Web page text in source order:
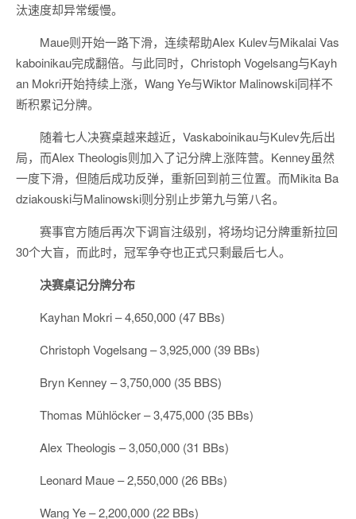
汰速度却异常缓慢。
Maue则开始一路下滑，连续帮助Alex Kulev与Mikalai Vas
kaboinikau完成翻倍。与此同时，Christoph Vogelsang与Kayh
an Mokri开始持续上涨，Wang Ye与Wiktor Malinowski同样不
断积累记分牌。
随着七人决赛桌越来越近，Vaskaboinikau与Kulev先后出
局，而Alex Theologis则加入了记分牌上涨阵营。Kenney虽然
一度下滑，但随后成功反弹，重新回到前三位置。而Mikita Ba
dziakouski与Malinowski则分别止步第九与第八名。
赛事官方随后再次下调盲注级别，将场均记分牌重新拉回
30个大盲，而此时，冠军争夺也正式只剩最后七人。
决赛桌记分牌分布
Kayhan Mokri – 4,650,000 (47 BBs)
Christoph Vogelsang – 3,925,000 (39 BBs)
Bryn Kenney – 3,750,000 (35 BBS)
Thomas Mühlöcker – 3,475,000 (35 BBs)
Alex Theologis – 3,050,000 (31 BBs)
Leonard Maue – 2,550,000 (26 BBs)
Wang Ye – 2,200,000 (22 BBs)